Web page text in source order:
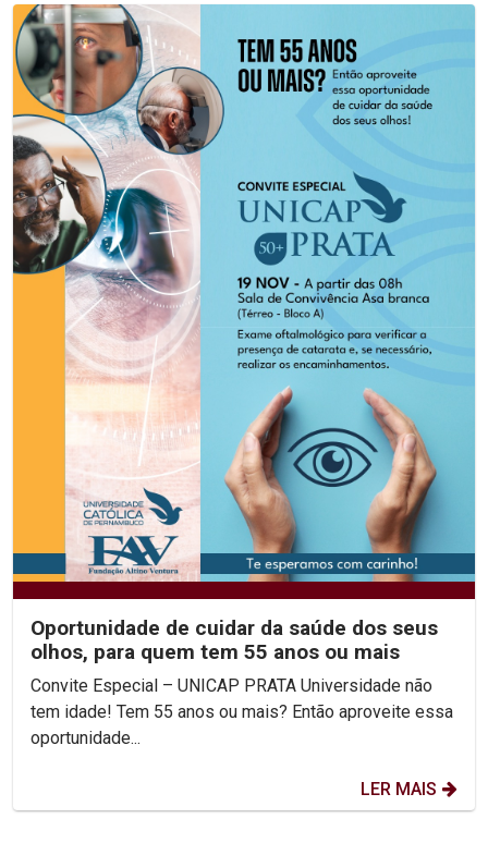
Oportunidade de cuidar da saúde dos seus
olhos, para quem tem 55 anos ou mais
Convite Especial – UNICAP PRATA Universidade não
tem idade! Tem 55 anos ou mais? Então aproveite essa
oportunidade...
LER MAIS